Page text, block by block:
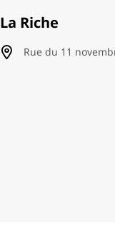
La Riche
Rue du 11